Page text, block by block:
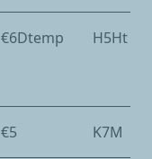
€6Dtemp H5Ht
€5 K7M